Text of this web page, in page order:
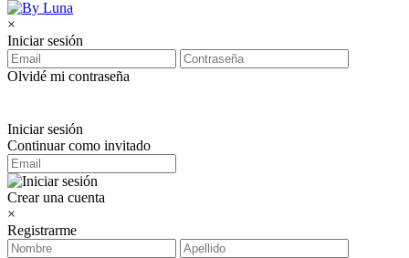
×
Iniciar sesión
Olvidé mi contraseña
Iniciar sesión
Continuar como invitado
Crear una cuenta
×
Registrarme